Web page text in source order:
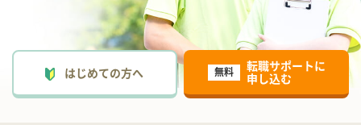
はじめての方へ 無料
転職サポートに
申し込む